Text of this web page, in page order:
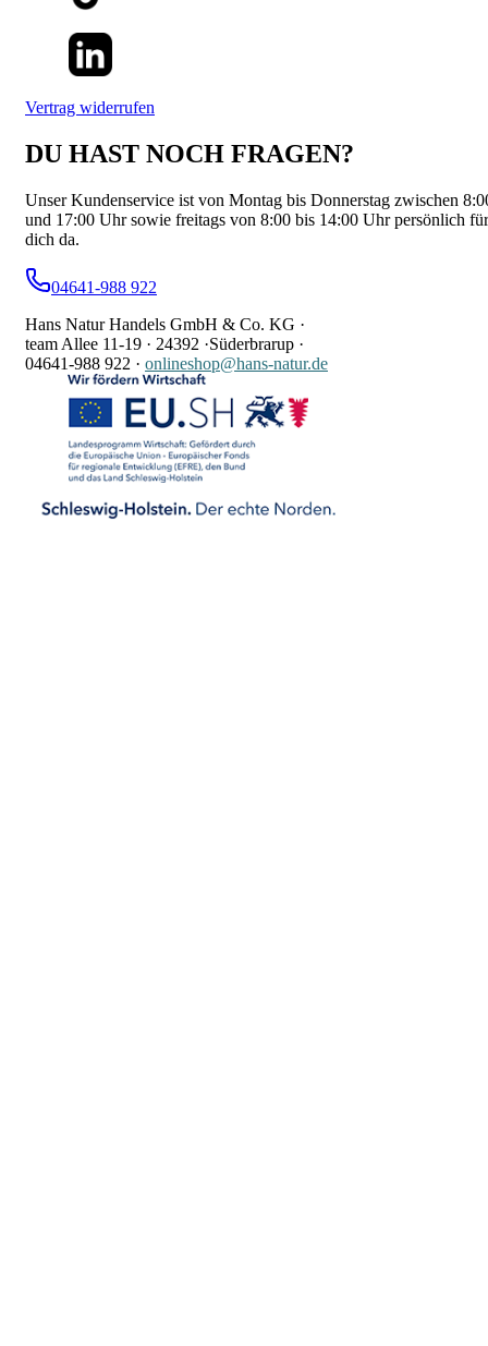
Vertrag widerrufen
DU HAST NOCH FRAGEN?
Unser Kundenservice ist von Montag bis Donnerstag zwischen
und 17:00 Uhr sowie freitags von 8:00 bis 14:00 Uhr persönlich für
dich da.
04641-988 922
Hans Natur Handels GmbH & Co. KG ·
team Allee 11-19 · 24392 ·Süderbrarup ·
04641-988 922 · onlineshop@hans-natur.de